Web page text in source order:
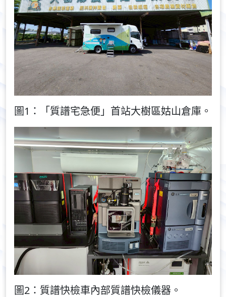
圖1：「質譜宅急便」首站大樹區姑山倉庫。
圖2：質譜快檢車內部質譜快檢儀器。